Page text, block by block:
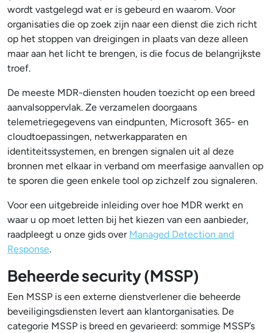
wordt vastgelegd wat er is gebeurd en waarom. Voor
organisaties die op zoek zijn naar een dienst die zich richt
op het stoppen van dreigingen in plaats van deze alleen
maar aan het licht te brengen, is die focus de belangrijkste
troef.
De meeste MDR-diensten houden toezicht op een breed
aanvalsoppervlak. Ze verzamelen doorgaans
telemetriegegevens van eindpunten, Microsoft 365- en
cloudtoepassingen, netwerkapparaten en
identiteitssystemen, en brengen signalen uit al deze
bronnen met elkaar in verband om meerfasige aanvallen op
te sporen die geen enkele tool op zichzelf zou signaleren.
Voor een uitgebreide inleiding over hoe MDR werkt en
waar u op moet letten bij het kiezen van een aanbieder,
raadpleegt u onze gids over Managed Detection and
Response.
Beheerde security (MSSP)
Een MSSP is een externe dienstverlener die beheerde
beveiligingsdiensten levert aan klantorganisaties. De
categorie MSSP is breed en gevarieerd: sommige MSSP’s